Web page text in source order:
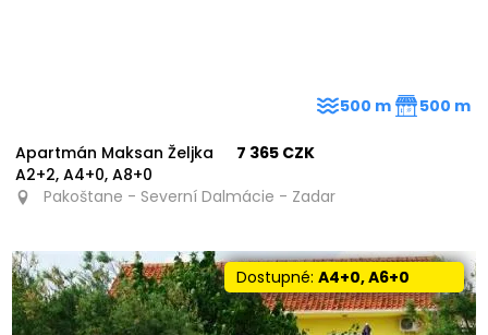
Apartmán Maksan Željka
A2+2, A4+0, A8+0
7 365 CZK
Pakoštane - Severní Dalmácie - Zadar
500 m 500 m
Dostupné:A4+0, A6+0